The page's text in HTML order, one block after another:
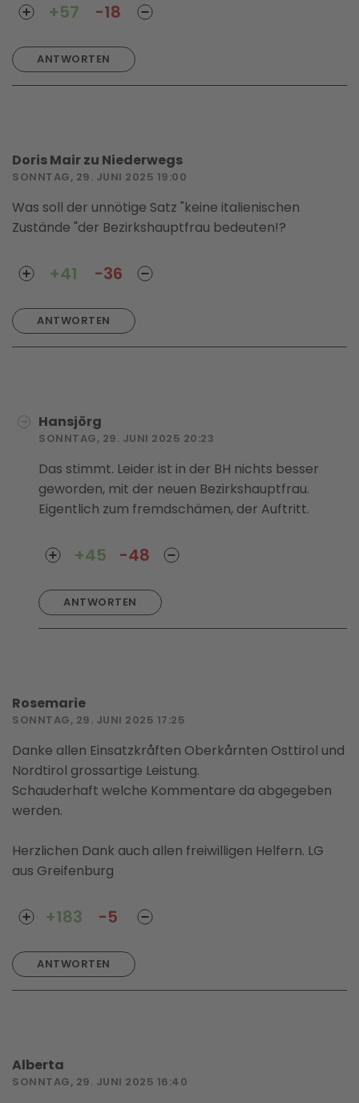
ANTWORTEN
+57 -18
Doris Mair zu Niederwegs
SONNTAG, 29. JUNI 2025 19:00
Was soll der unnötige Satz "keine italienischen
Zustände "der Bezirkshauptfrau bedeuten!?
ANTWORTEN
+41 -36
Hansjörg
SONNTAG, 29. JUNI 2025 20:23
Das stimmt. Leider ist in der BH nichts besser
geworden, mit der neuen Bezirkshauptfrau.
Eigentlich zum fremdschämen, der Auftritt.
ANTWORTEN
+45 -48
Rosemarie
SONNTAG, 29. JUNI 2025 17:25
Danke allen Einsatzkråften Oberkårnten Osttirol und
Nordtirol grossartige Leistung.
Schauderhaft welche Kommentare da abgegeben
werden.
Herzlichen Dank auch allen freiwilligen Helfern. LG
aus Greifenburg
ANTWORTEN
+183 -5
Alberta
SONNTAG, 29. JUNI 2025 16:40